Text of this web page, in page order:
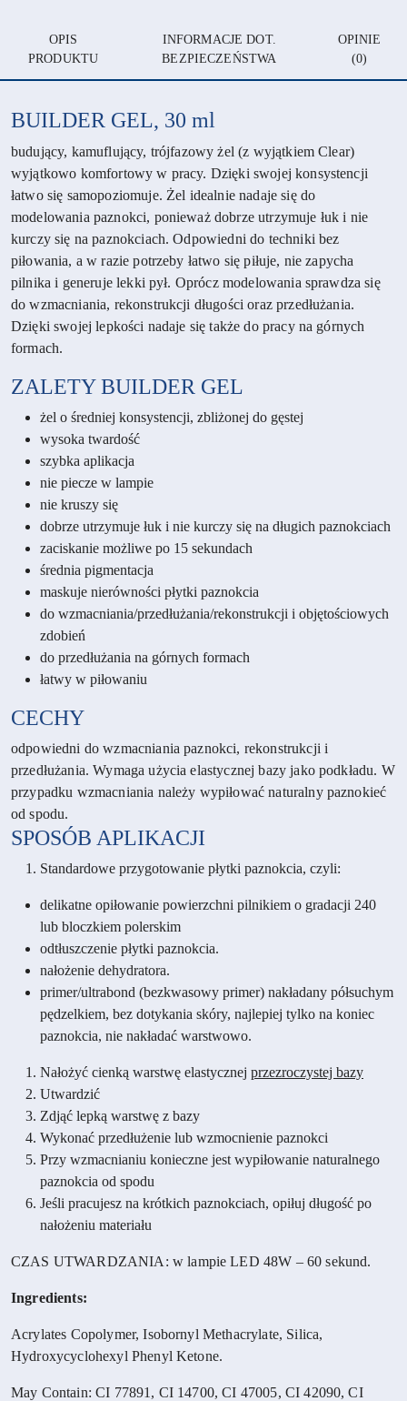
OPIS
PRODUKTU
INFORMACJE DOT.
BEZPIECZEŃSTWA
OPINIE
(0)
BUILDER GEL, 30 ml
budujący, kamuflujący, trójfazowy żel (z wyjątkiem Clear)
wyjątkowo komfortowy w pracy. Dzięki swojej konsystencji
łatwo się samopoziomuje. Żel idealnie nadaje się do
modelowania paznokci, ponieważ dobrze utrzymuje łuk i nie
kurczy się na paznokciach. Odpowiedni do techniki bez
piłowania, a w razie potrzeby łatwo się piłuje, nie zapycha
pilnika i generuje lekki pył. Oprócz modelowania sprawdza się
do wzmacniania, rekonstrukcji długości oraz przedłużania.
Dzięki swojej lepkości nadaje się także do pracy na górnych
formach.
ZALETYBUILDER GEL
żel o średniej konsystencji, zbliżonej do gęstej
wysoka twardość
szybka aplikacja
nie piecze w lampie
nie kruszy się
dobrze utrzymuje łuk i nie kurczy się na długich paznokciach
zaciskanie możliwe po 15 sekundach
średnia pigmentacja
maskuje nierówności płytki paznokcia
do wzmacniania/przedłużania/rekonstrukcji i objętościowych
zdobień
do przedłużania na górnych formach
łatwy w piłowaniu
CECHY
odpowiedni do wzmacniania paznokci, rekonstrukcji i
przedłużania. Wymaga użycia elastycznej bazy jako podkładu. W
przypadku wzmacniania należy wypiłować naturalny paznokieć
od spodu.
SPOSÓB APLIKACJI
Standardowe przygotowanie płytki paznokcia, czyli:
delikatne opiłowanie powierzchni pilnikiem o gradacji 240
lub bloczkiem polerskim
odtłuszczenie płytki paznokcia.
nałożenie dehydratora.
primer/ultrabond (bezkwasowy primer) nakładany półsuchym
pędzelkiem, bez dotykania skóry, najlepiej tylko na koniec
paznokcia, nie nakładać warstwowo.
Nałożyć cienką warstwę elastycznej przezroczystej bazy
Utwardzić
Zdjąć lepką warstwę z bazy
Wykonać przedłużenie lub wzmocnienie paznokci
Przy wzmacnianiu konieczne jest wypiłowanie naturalnego
paznokcia od spodu
Jeśli pracujesz na krótkich paznokciach, opiłuj długość po
nałożeniu materiału
CZAS UTWARDZANIA: w lampie LED 48W – 60 sekund.
Ingredients:
Acrylates Copolymer, Isobornyl Methacrylate, Silica,
Hydroxycyclohexyl Phenyl Ketone.
May Contain: CI 77891, CI 14700, CI 47005, CI 42090, CI